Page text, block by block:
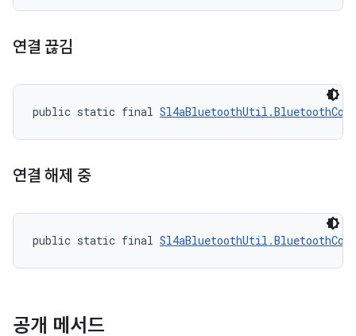
연결 끊김
public static final
연결 해제 중
public static final
공개 메서드